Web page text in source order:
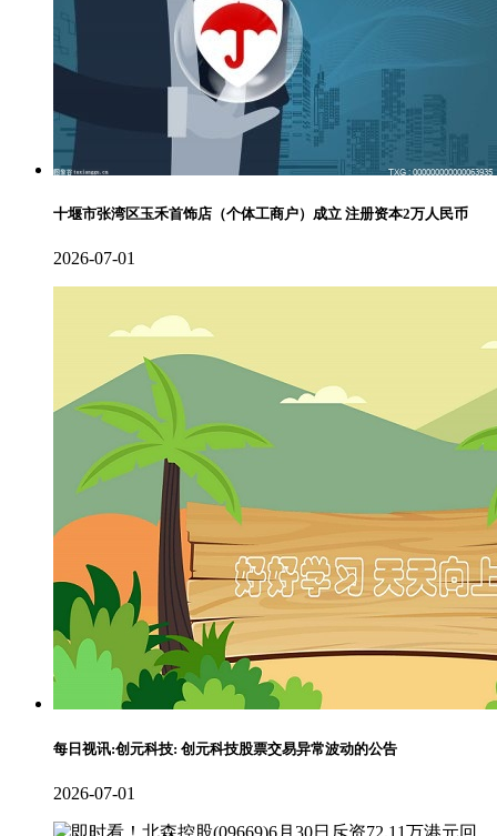
十堰市张湾区玉禾首饰店（个体工商户）成立 注册资本2万人民币
2026-07-01
每日视讯:创元科技: 创元科技股票交易异常波动的公告
2026-07-01